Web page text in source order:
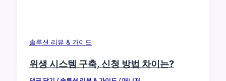
솔루션 리뷰 & 가이드
위생 시스템 구축, 신청 방법 차이는?